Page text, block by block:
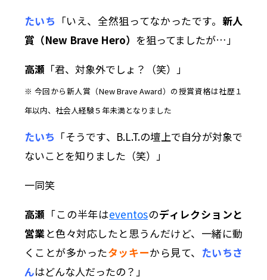
たいち 「いえ、全然狙ってなかったです。 新人
賞（New Brave Hero） を狙ってましたが…」
高瀬 「君、対象外でしょ？（笑）」
※ 今回から新人賞（New Brave Award）の授賞資格は社歴１
年以内、社会人経験５年未満となりました
たいち 「そうです、B.L.T.の壇上で自分が対象で
ないことを知りました（笑）」
一同笑
高瀬 「この半年はeventosのディレクションと
営業と色々対応したと思うんだけど、一緒に動
くことが多かったタッキーから見て、 たいちさ
んはどんな人だったの？」